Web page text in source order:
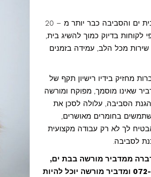
ניב הדברות מעניקה שירותי הדברה בבית ים והסביבה כבר יותר מ – 20
לקוחות בדיוק כמוך להשיג בית,
מכל הלב, עמידה בזמנים
מחזיק בידיו רישיון תקף של
שאינו מוסמך, מפוקח ומורשה
הסביבה, עלולה לסכן את
בחומרים מאושרים,
לך לא רק עבודה מקצועית
לסביבה.
ממדביר מורשה בבת ים,
ניתן ליצור עימנו קשר ב – 072-3937820 ומדביר מורשה יוכל להיות